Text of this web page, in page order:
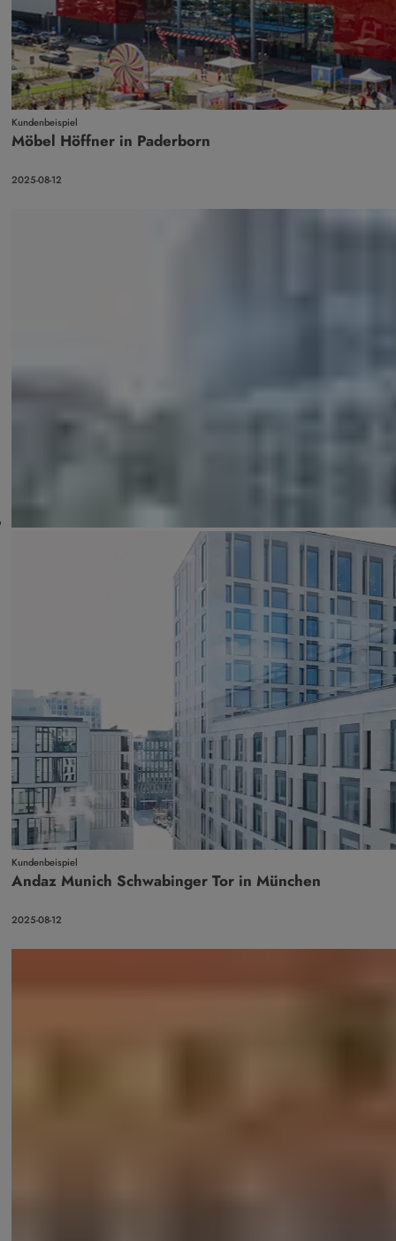
Kundenbeispiel
Möbel Höffner in Paderborn
2025-08-12
Kundenbeispiel
Andaz Munich Schwabinger Tor in München
2025-08-12